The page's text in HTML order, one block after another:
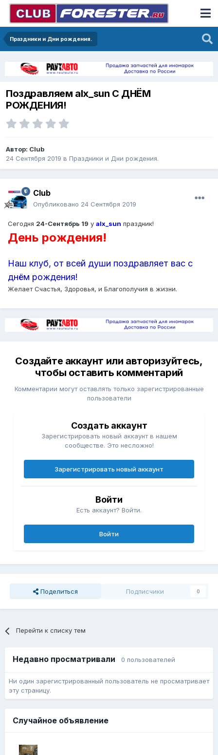
Праздники и Дни рождения.
Поздравляем alx_sun С ДНЁМ
РОЖДЕНИЯ!
Автор: Club
24 Сентября 2019 в Праздники и Дни рождения.
Club
Опубликовано 24 Сентября 2019
Сегодня 24-Сентябрь 19 у alx_sun праздник!
День рождения!
Наш клуб, от всей души поздравляет вас с
днём рождения!
Желает Счастья, Здоровья, и Благополучия в жизни.
Создайте аккаунт или авторизуйтесь,
чтобы оставить комментарий
Комментарии могут оставлять только зарегистрированные
пользователи
Создать аккаунт
Зарегистрировать новый аккаунт в нашем
сообществе. Это несложно!
Зарегистрировать новый аккаунт
Войти
Есть аккаунт? Войти.
Войти
Поделиться Подписчики 0
Перейти к списку тем
Недавно просматривали 0 пользователей
Ни один зарегистрированный пользователь не просматривает
эту страницу.
Случайное объявление